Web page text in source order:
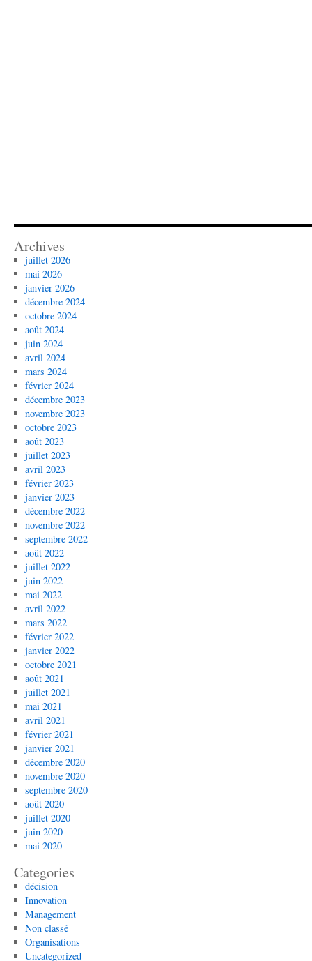
Archives
juillet 2026
mai 2026
janvier 2026
décembre 2024
octobre 2024
août 2024
juin 2024
avril 2024
mars 2024
février 2024
décembre 2023
novembre 2023
octobre 2023
août 2023
juillet 2023
avril 2023
février 2023
janvier 2023
décembre 2022
novembre 2022
septembre 2022
août 2022
juillet 2022
juin 2022
mai 2022
avril 2022
mars 2022
février 2022
janvier 2022
octobre 2021
août 2021
juillet 2021
mai 2021
avril 2021
février 2021
janvier 2021
décembre 2020
novembre 2020
septembre 2020
août 2020
juillet 2020
juin 2020
mai 2020
Categories
décision
Innovation
Management
Non classé
Organisations
Uncategorized